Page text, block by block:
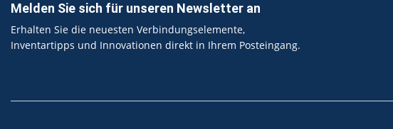
Melden Sie sich für unseren Newsletter an
Erhalten Sie die neuesten Verbindungselemente,
Inventartipps und Innovationen direkt in Ihrem Posteingang.